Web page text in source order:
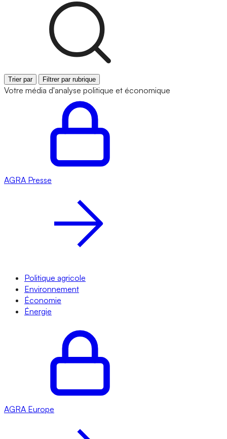
Trier par Filtrer par rubrique
Votre média d'analyse politique et économique
AGRA Presse
Politique agricole
Environnement
Économie
Énergie
AGRA Europe